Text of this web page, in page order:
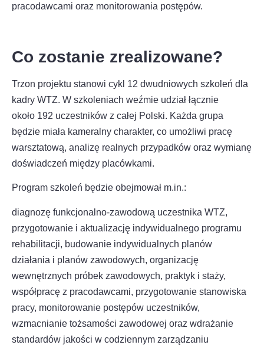
pracodawcami oraz monitorowania postępów.
Co zostanie zrealizowane?
Trzon projektu stanowi cykl 12 dwudniowych szkoleń dla
kadry WTZ. W szkoleniach weźmie udział łącznie
około 192 uczestników z całej Polski. Każda grupa
będzie miała kameralny charakter, co umożliwi pracę
warsztatową, analizę realnych przypadków oraz wymianę
doświadczeń między placówkami.
Program szkoleń będzie obejmował m.in.:
diagnozę funkcjonalno-zawodową uczestnika WTZ,
przygotowanie i aktualizację indywidualnego programu
rehabilitacji, budowanie indywidualnych planów
działania i planów zawodowych, organizację
wewnętrznych próbek zawodowych, praktyk i staży,
współpracę z pracodawcami, przygotowanie stanowiska
pracy, monitorowanie postępów uczestników,
wzmacnianie tożsamości zawodowej oraz wdrażanie
standardów jakości w codziennym zarządzaniu